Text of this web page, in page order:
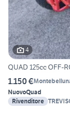
4
QUAD 125cc OFF-
1.150 €
NuovoQuad
Rivenditore